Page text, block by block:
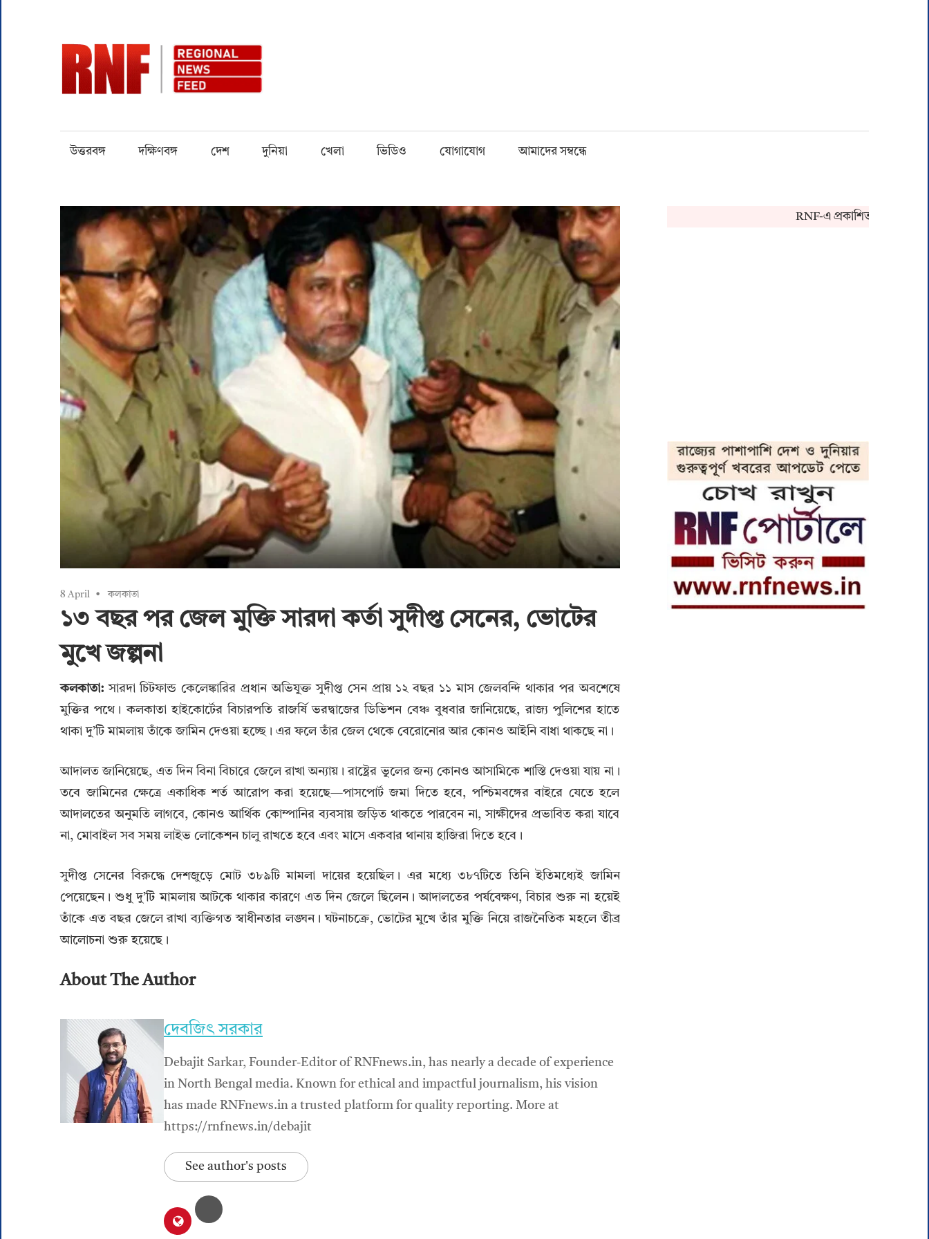
content
Quantity
উত্তরবঙ্গ দক্ষিণবঙ্গ দেশ দুনিয়া খেলা ভিডিও যোগাযোগ আমাদের সম্বন্ধে
8 April কলকাতা
১৩ বছর পর জেল মুক্তি সারদা কর্তা সুদীপ্ত সেনের, ভোটের
মুখে জল্পনা
কলকাতা: সারদা চিটফান্ড কেলেঙ্কারির প্রধান অভিযুক্ত সুদীপ্ত সেন প্রায় ১২ বছর ১১ মাস জেলবন্দি থাকার পর অবশেষে
মুক্তির পথে। কলকাতা হাইকোর্টের বিচারপতি রাজর্ষি ভরদ্বাজের ডিভিশন বেঞ্চ বুধবার জানিয়েছে, রাজ্য পুলিশের হাতে
থাকা দু’টি মামলায় তাঁকে জামিন দেওয়া হচ্ছে। এর ফলে তাঁর জেল থেকে বেরোনোর আর কোনও আইনি বাধা থাকছে না।
আদালত জানিয়েছে, এত দিন বিনা বিচারে জেলে রাখা অন্যায়। রাষ্ট্রের ভুলের জন্য কোনও আসামিকে শাস্তি দেওয়া যায় না।
তবে জামিনের ক্ষেত্রে একাধিক শর্ত আরোপ করা হয়েছে—পাসপোর্ট জমা দিতে হবে, পশ্চিমবঙ্গের বাইরে যেতে হলে
আদালতের অনুমতি লাগবে, কোনও আর্থিক কোম্পানির ব্যবসায় জড়িত থাকতে পারবেন না, সাক্ষীদের প্রভাবিত করা যাবে
না, মোবাইল সব সময় লাইভ লোকেশন চালু রাখতে হবে এবং মাসে একবার থানায় হাজিরা দিতে হবে।
সুদীপ্ত সেনের বিরুদ্ধে দেশজুড়ে মোট ৩৮৯টি মামলা দায়ের হয়েছিল। এর মধ্যে ৩৮৭টিতে তিনি ইতিমধ্যেই জামিন
পেয়েছেন। শুধু দু’টি মামলায় আটকে থাকার কারণে এত দিন জেলে ছিলেন। আদালতের পর্যবেক্ষণ, বিচার শুরু না হয়েই
তাঁকে এত বছর জেলে রাখা ব্যক্তিগত স্বাধীনতার লঙ্ঘন। ঘটনাচক্রে, ভোটের মুখে তাঁর মুক্তি নিয়ে রাজনৈতিক মহলে তীব্র
আলোচনা শুরু হয়েছে।
About The Author
দেবজিৎ সরকার
Debajit Sarkar, Founder-Editor of RNFnews.in, has nearly a decade of experience
in North Bengal media. Known for ethical and impactful journalism, his vision
has made RNFnews.in a trusted platform for quality reporting. More at
https://rnfnews.in/debajit
See author's posts
RNF-এ প্রকাশিত খবর সংক্রান্ত